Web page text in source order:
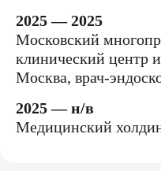
2025 — 2025
Московский
клинический центр
Москва, врач-
2025 — н/в
Медицинский